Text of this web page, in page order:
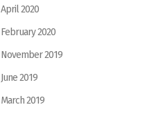
April 2020
February 2020
November 2019
June 2019
March 2019